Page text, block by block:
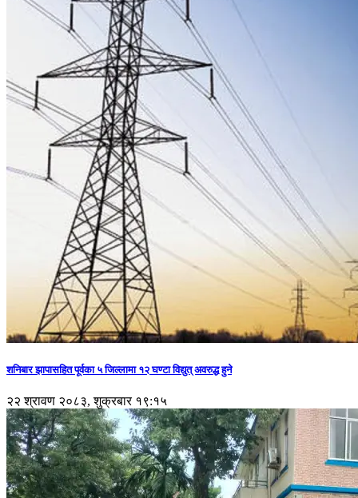
शनिबार झापासहित पूर्वका ५ जिल्लामा १२ घण्टा विद्युत् अवरुद्ध हुने
२२ श्रावण २०८३, शुक्रबार १९:१५